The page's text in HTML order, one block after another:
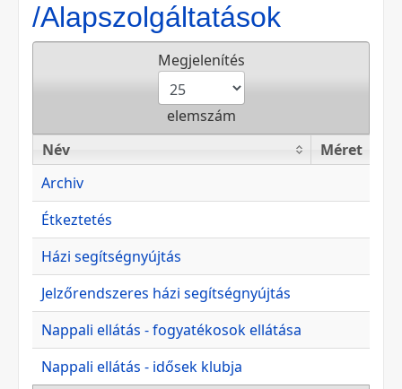
/Alapszolgáltatások
Megjelenítés
elemszám
Név
Méret
Név
Archiv
Étkeztetés
Házi segítségnyújtás
Jelzőrendszeres házi segítségnyújtás
Nappali ellátás - fogyatékosok ellátása
Nappali ellátás - idősek klubja